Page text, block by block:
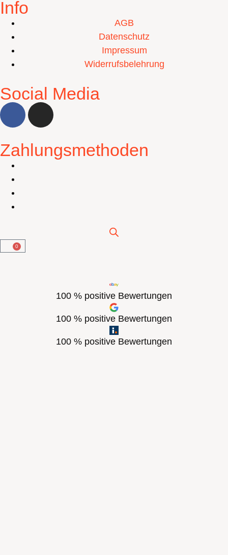
Info
AGB
Datenschutz
Impressum
Widerrufsbelehrung
Social Media
Zahlungsmethoden
0
100 % positive Bewertungen
100 % positive Bewertungen
100 % positive Bewertungen